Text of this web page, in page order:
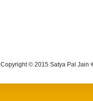
Copyright © 2015 Satya Pal Jain